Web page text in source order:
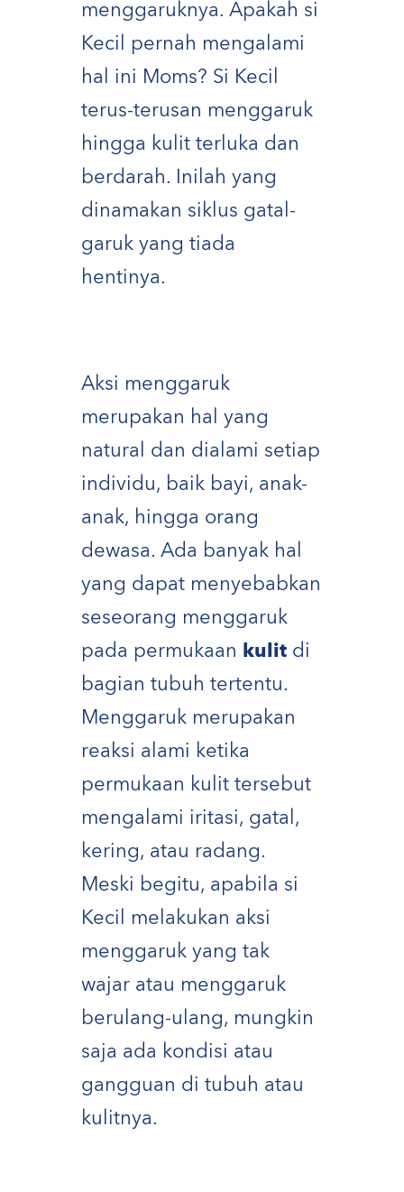
menggaruknya. Apakah si
Kecil pernah mengalami
hal ini Moms? Si Kecil
terus-terusan menggaruk
hingga kulit terluka dan
berdarah. Inilah yang
dinamakan siklus gatal-
garuk yang tiada
hentinya.
Aksi menggaruk
merupakan hal yang
natural dan dialami setiap
individu, baik bayi, anak-
anak, hingga orang
dewasa. Ada banyak hal
yang dapat menyebabkan
seseorang menggaruk
pada permukaan kulitdi
bagian tubuh tertentu.
Menggaruk merupakan
reaksi alami ketika
permukaan kulit tersebut
mengalami iritasi, gatal,
kering, atau radang.
Meski begitu, apabila si
Kecil melakukan aksi
menggaruk yang tak
wajar atau menggaruk
berulang-ulang, mungkin
saja ada kondisi atau
gangguan di tubuh atau
kulitnya.